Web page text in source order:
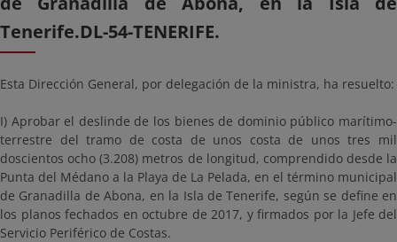
Tenerife.DL-54-TENERIFE.
Esta Dirección General, por delegación de la ministra, ha resuelto:
I) Aprobar el deslinde de los bienes de dominio público marítimo-
terrestre del tramo de costa de unos costa de unos tres mil
doscientos ocho (3.208) metros de longitud, comprendido desde la
Punta del Médano a la Playa de La Pelada, en el término municipal
de Granadilla de Abona, en la Isla de Tenerife, según se define en
los planos fechados en octubre de 2017, y firmados por la Jefe del
Servicio Periférico de Costas.